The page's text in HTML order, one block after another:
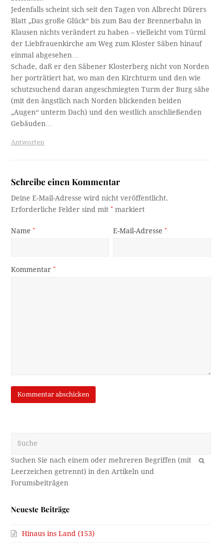
Jedenfalls scheint sich seit den Tagen von Albrecht Dürers
Blatt „Das große Glück“ bis zum Bau der Brennerbahn in
Klausen nichts verändert zu haben – vielleicht vom Türml
der Liebfrauenkirche am Weg zum Kloster Säben hinauf
einmal abgesehen…
Schade, daß er den Säbener Klosterberg nicht von Norden
her porträtiert hat, wo man den Kirchturm und den wie
schutzsuchend daran angeschmiegten Turm der Burg sähe
(mit den ängstlich nach Norden blickenden beiden
„Augen“ unterm Dach) und den westlich anschließenden
Gebäuden…
Antworten
Schreibe einen Kommentar
Deine E-Mail-Adresse wird nicht veröffentlicht.
Erforderliche Felder sind mit* markiert
Name* E-Mail-Adresse*
Kommentar*
OK
Neueste Beiträge
Hinaus ins Land (153)